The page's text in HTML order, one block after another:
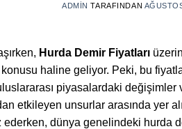
ADMIN TARAFINDAN
Hurda Demir Fiyatları
haline geliyor. Peki, bu
piyasalardaki
etkileyen unsurlar arasında yer
dünya genelindeki hurda